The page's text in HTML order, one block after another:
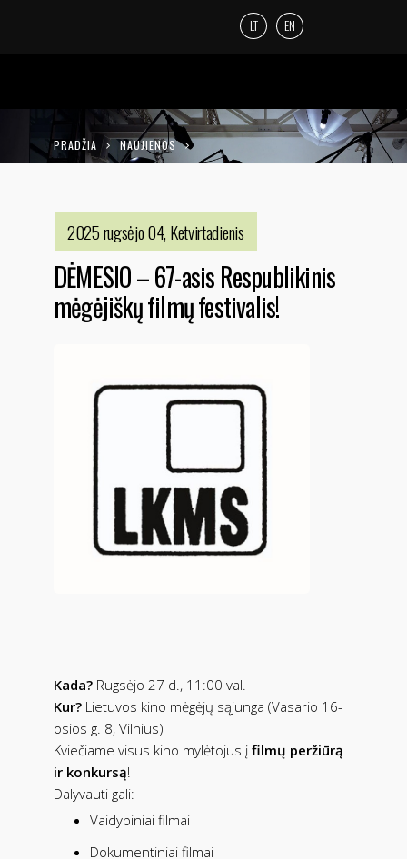
LT EN
PRADŽIA NAUJIENOS
MĖGĖJIŠKŲ FILMŲ FESTIVALIS!
2025 rugsėjo 04, Ketvirtadienis
DĖMESIO – 67-asis Respublikinis
mėgėjiškų filmų festivalis!
Kada? Rugsėjo 27 d., 11:00 val.
Kur? Lietuvos kino mėgėjų sąjunga (Vasario 16-
osios g. 8, Vilnius)
Kviečiame visus kino mylėtojus į filmų peržiūrą
ir konkursą!
Dalyvauti gali:
Vaidybiniai filmai
Dokumentiniai filmai